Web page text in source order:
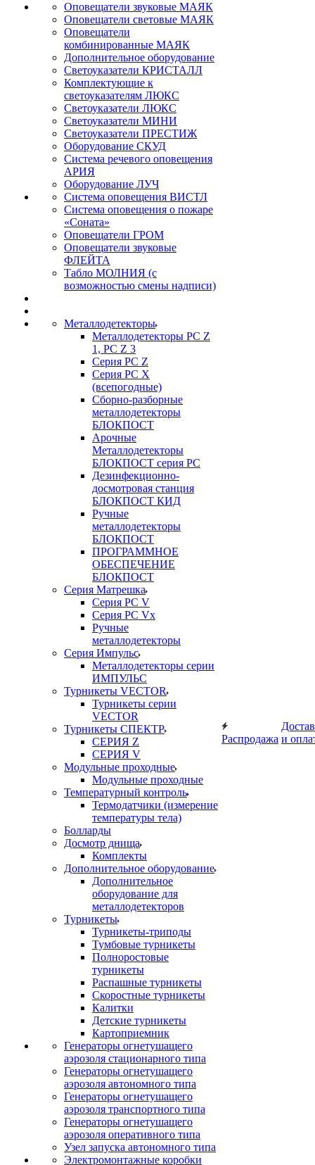
Оповещатели звуковые МАЯК
Оповещатели световые МАЯК
Оповещатели
комбинированные МАЯК
Дополнительное оборудование
Светоуказатели КРИСТАЛЛ
Комплектующие к
светоуказателям ЛЮКС
Светоуказатели ЛЮКС
Светоуказатели МИНИ
Светоуказатели ПРЕСТИЖ
Оборудование СКУД
Система речевого оповещения
АРИЯ
Оборудование ЛУЧ
Система оповещения ВИСТЛ
Система оповещения о пожаре
«Соната»
Оповещатели ГРОМ
Оповещатели звуковые
ФЛЕЙТА
Табло МОЛНИЯ (с
возможностью смены надписи)
Металлодетекторы
Металлодетекторы РС Z
1, PC Z 3
Серия РС Z
Серия РС X
(всепогодные)
Сборно-разборные
металлодетекторы
БЛОКПОСТ
Арочные
Металлодетекторы
БЛОКПОСТ серия РС
Дезинфекционно-
досмотровая станция
БЛОКПОСТ КИД
Ручные
металлодетекторы
БЛОКПОСТ
ПРОГРАММНОЕ
ОБЕСПЕЧЕНИЕ
БЛОКПОСТ
Серия Матрешка
Серия PC V
Серия PC Vx
Ручные
металлодетекторы
Серия Импульс
Металлодетекторы серии
ИМПУЛЬС
Турникеты VECTOR
Турникеты серии
VECTOR
Турникеты СПЕКТР
СЕРИЯ Z
СЕРИЯ V
Модульные проходные
Модульные проходные
Температурный контроль
Термодатчики (измерение
температуры тела)
Болларды
Досмотр днища
Комплекты
Дополнительное оборудование
Дополнительное
оборудование для
металлодетекторов
Турникеты
Турникеты-триподы
Тумбовые турникеты
Полноростовые
турникеты
Распашные турникеты
Скоростные турникеты
Калитки
Детские турникеты
Картоприемник
Генераторы огнетушащего
аэрозоля стационарного типа
Генераторы огнетушащего
аэрозоля автономного типа
Генераторы огнетушащего
аэрозоля транспортного типа
Генераторы огнетушащего
аэрозоля оперативного типа
Узел запуска автономного типа
Электромонтажные коробки
Распродажа и